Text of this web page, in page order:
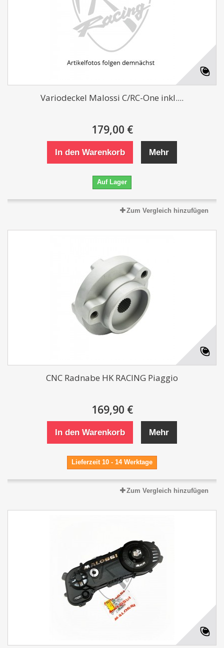
Variodeckel Malossi C/RC-One inkl....
179,00 €
In den Warenkorb Mehr
Auf Lager
Zum Vergleich hinzufügen
CNC Radnabe HK RACING Piaggio
169,90 €
In den Warenkorb Mehr
Lieferzeit 10 - 14 Werktage
Zum Vergleich hinzufügen